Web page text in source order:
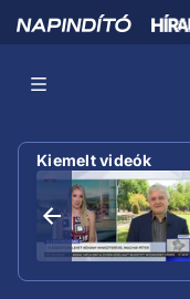
Kiemelt videók